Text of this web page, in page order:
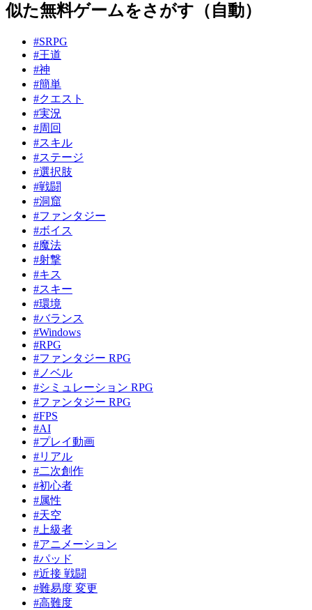
似た無料ゲームをさがす（自動）
#SRPG
#王道
#神
#簡単
#クエスト
#実況
#周回
#スキル
#ステージ
#選択肢
#戦闘
#洞窟
#ファンタジー
#ボイス
#魔法
#射撃
#キス
#スキー
#環境
#バランス
#Windows
#RPG
#ファンタジー RPG
#ノベル
#シミュレーション RPG
#ファンタジー RPG
#FPS
#AI
#プレイ動画
#リアル
#二次創作
#初心者
#属性
#天空
#上級者
#アニメーション
#パッド
#近接 戦闘
#難易度 変更
#高難度